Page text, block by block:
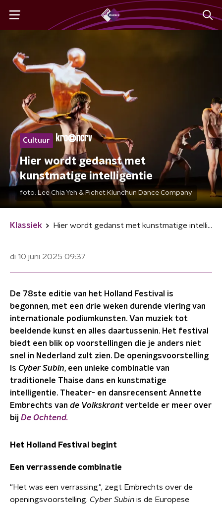
Cultuur
Hier wordt gedanst met
kunstmatige intelligentie
foto: Lee Chia Yeh & Pichet Klunchun Dance Company
Klassiek Hier wordt gedanst met kunstmatige intelligentie
di 10 juni 2025 09:37
De 78ste editie van het Holland Festival is
begonnen, met een drie weken durende viering van
internationale podiumkunsten. Van muziek tot
beeldende kunst en alles daartussenin. Het festival
biedt een blik op voorstellingen die je anders niet
snel in Nederland zult zien. De openingsvoorstelling
is Cyber Subin, een unieke combinatie van
traditionele Thaise dans en kunstmatige
intelligentie. Theater- en dansrecensent Annette
Embrechts van de Volkskrant vertelde er meer over
bij De Ochtend.
Het Holland Festival begint
Een verrassende combinatie
"Het was een verrassing", zegt Embrechts over de
openingsvoorstelling. Cyber Subin is de Europese